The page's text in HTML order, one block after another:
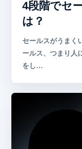
4段階でセ
は？
セールスがうまく
ールス、つまり人
をし…